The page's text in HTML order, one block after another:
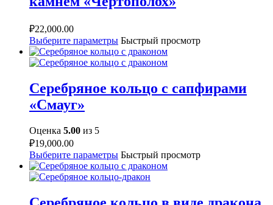
₽22,000.00
Выберите параметры Быстрый просмотр
Серебряное кольцо с сапфирами
«Смауг»
Оценка 5.00 из 5
₽19,000.00
Выберите параметры Быстрый просмотр